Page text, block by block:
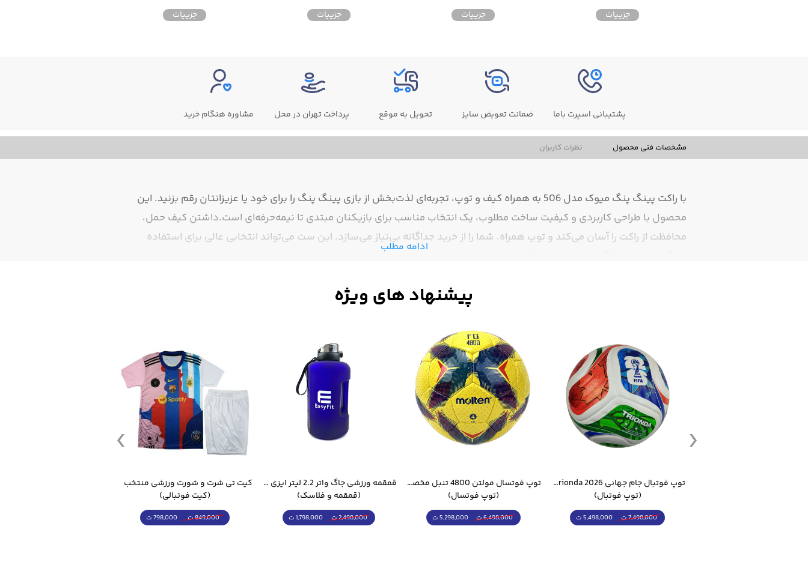
جزییات جزییات جزییات جزییات
پشتیبانی اسپرت باما ضمانت تعویض سایز تحویل به موقع پرداخت تهران در محل مشاوره هنگام خرید
مشخصات فنی محصول نظرات کاربران
با راکت پینگ پنگ میوک مدل 506 به همراه کیف و توپ، تجربه‌ای لذت‌بخش از بازی پینگ پنگ را برای خود یا عزیزانتان رقم بزنید. این
محصول با طراحی کاربردی و کیفیت ساخت مطلوب، یک انتخاب مناسب برای بازیکنان مبتدی تا نیمه‌حرفه‌ای است.داشتن کیف حمل،
محافظت از راکت را آسان می‌کند و توپ همراه، شما را از خرید جداگانه بی‌نیاز می‌سازد. این ست می‌تواند انتخابی عالی برای استفاده
تعداد راکت
عدد
تعداد توپ
عدد استاندارد
جنس دسته:چوبی ارگونومیک
نوع رویه:لاستیکی با اصطکاک مناسب برای چرخش و کنترل
کیف حمل:دارد (زیپی و مقاوم)
مزایای محصول
ادامه مطلب
توپ فوتبال جام جهانی 2026 Trionda مشابه اورجینال
(توپ فوتبال)
7,498,000 ت 5,498,000 ت
توپ فوتسال مولتن 4800 تنبل مخصوص سالن
(توپ فوتسال)
6,498,000 ت 5,298,000 ت
قمقمه ورزشی جاگ واتر 2.2 لیتر ایزی فیت
(قمقمه و فلاسک)
2,498,000 ت 1,798,000 ت
(کیت فوتبالی)
849,000 ت 798,000 ت